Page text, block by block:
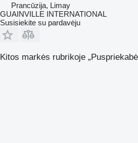
Prancūzija, Limay
GUAINVILLE INTERNATIONAL
Susisiekite su pardavėju
Kitos markės rubrikoje